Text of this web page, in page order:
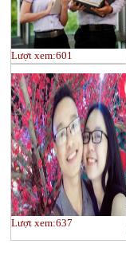
Lượt xem:601
Lượt xem:637